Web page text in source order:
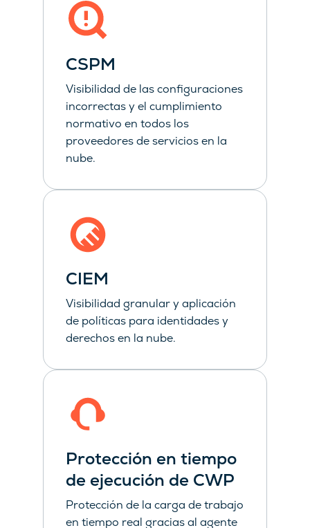
CSPM
Visibilidad de las configuraciones
incorrectas y el cumplimiento
normativo en todos los
proveedores de servicios en la
nube.
CIEM
Visibilidad granular y aplicación
de políticas para identidades y
derechos en la nube.
Protección en tiempo
de ejecución de CWP
Protección de la carga de trabajo
en tiempo real gracias al agente